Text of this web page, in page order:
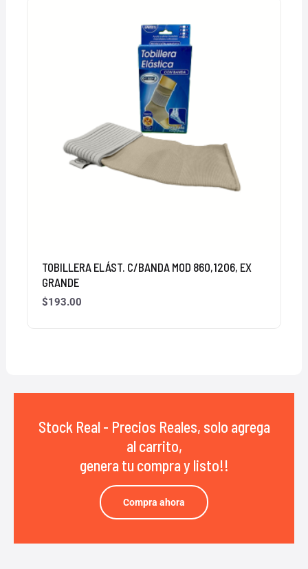
TOBILLERA ELÁST. C/BANDA MOD 860,1206, EX
GRANDE
$193.00
Stock Real - Precios Reales, solo agrega
al carrito,
genera tu compra y listo!!
Compra ahora